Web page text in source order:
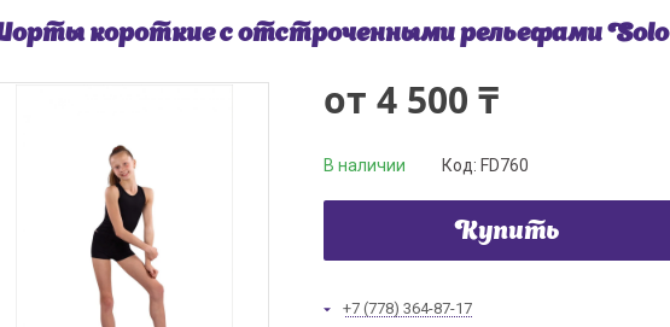
короткие с отстроченными рельефами Solo
от 4 500 ₸
В наличии Код: FD760
Купить
+7 (778) 364-87-17